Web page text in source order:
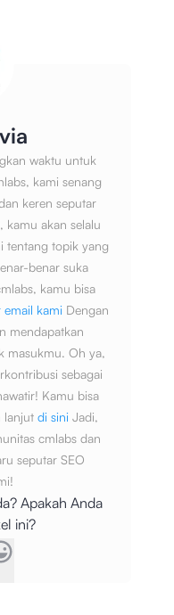
waktu untuk
kami senang
keren seputar
kamu akan selalu
tentang topik yang
benar suka
kamu bisa
email kami Dengan
mendapatkan
masukmu. Oh ya,
sebagai
Kamu bisa
lanjut di sini Jadi,
cmlabs dan
seputar SEO
Apakah Anda
ini?